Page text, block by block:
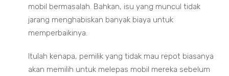
mobil bermasalah. Bahkan, isu yang muncul tidak
jarang menghabiskan banyak biaya untuk
memperbaikinya.
Itulah kenapa, pemilik yang tidak mau repot biasanya
akan memilih untuk melepas mobil mereka sebelum